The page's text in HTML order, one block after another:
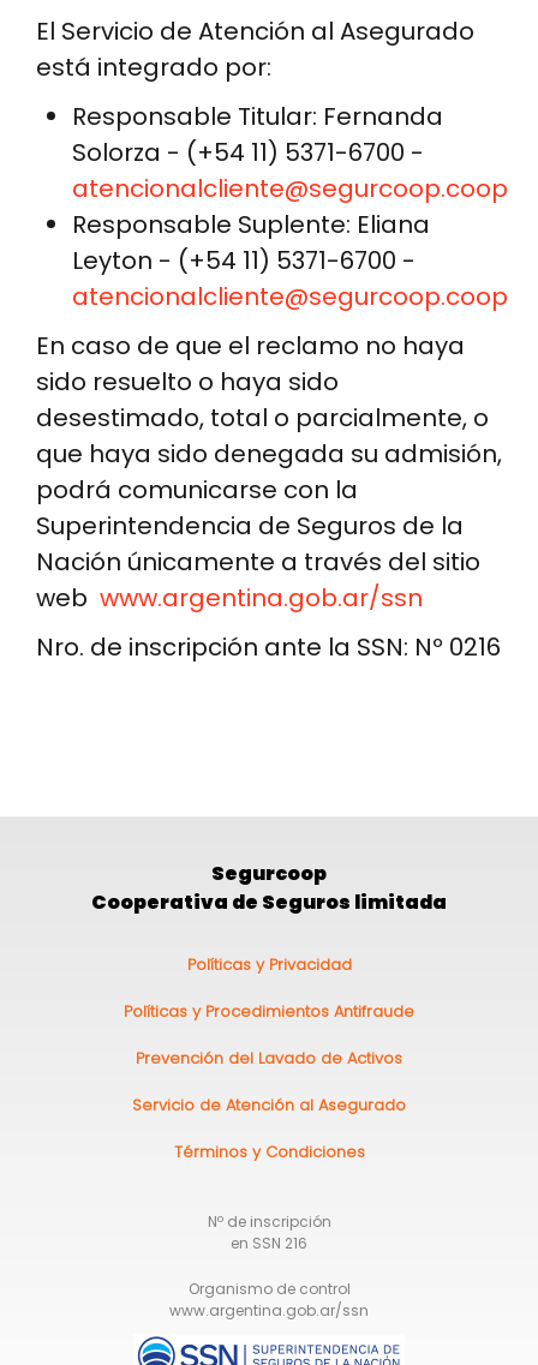
El Servicio de Atención al Asegurado
está integrado por:
Responsable Titular: Fernanda
Solorza - (+54 11) 5371-6700 -
atencionalcliente@segurcoop.coop
Responsable Suplente: Eliana
Leyton - (+54 11) 5371-6700 -
atencionalcliente@segurcoop.coop
En caso de que el reclamo no haya
sido resuelto o haya sido
desestimado, total o parcialmente, o
que haya sido denegada su admisión,
podrá comunicarse con la
Superintendencia de Seguros de la
Nación únicamente a través del sitio
web www.argentina.gob.ar/ssn
Nro. de inscripción ante la SSN: Nº 0216
Segurcoop
Cooperativa de Seguros limitada
página
Políticas y Privacidad
Políticas y Procedimientos Antifraude
Prevención del Lavado de Activos
Servicio de Atención al Asegurado
Términos y Condiciones
Nº de inscripción
en SSN 216
Organismo de control
www.argentina.gob.ar/ssn